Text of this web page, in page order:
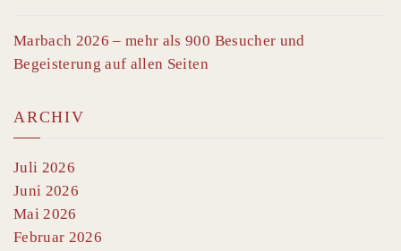
Marbach 2026 – mehr als 900 Besucher und
Begeisterung auf allen Seiten
ARCHIV
Juli 2026
Juni 2026
Mai 2026
Februar 2026